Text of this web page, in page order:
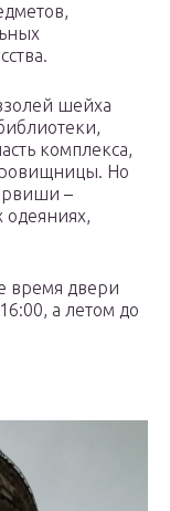
шейха
комплекса,
Но
–
время двери
а летом до